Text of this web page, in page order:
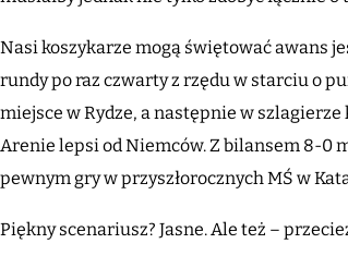
Nasi koszykarze mogą świętować awans
rundy po raz czwarty z rzędu w starciu o
miejsce w Rydze, a następnie w
Arenie lepsi od Niemców. Z bilansem 8-0
pewnym gry w przyszłorocznych MŚ w
Piękny scenariusz? Jasne. Ale też –